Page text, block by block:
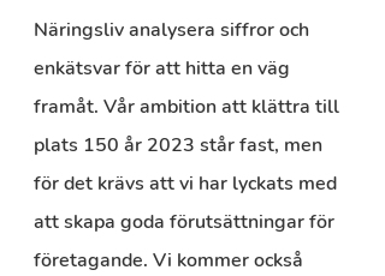
Näringsliv analysera siffror och
enkätsvar för att hitta en väg
framåt. Vår ambition att klättra till
plats 150 år 2023 står fast, men
för det krävs att vi har lyckats med
att skapa goda förutsättningar för
företagande. Vi kommer också